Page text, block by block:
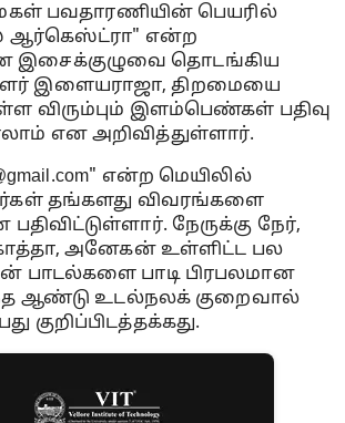
பவதாரணியின் பெயரில்
ஆர்கெஸ்ட்ரா" என்ற
இசைக்குழுவை தொடங்கிய
இளையராஜா, திறமையை
விரும்பும் இளம்பெண்கள் பதிவு
என அறிவித்துள்ளார்.
என்ற மெயிலில்
தங்களது விவரங்களை
நேருக்கு நேர்,
அனேகன் உள்ளிட்ட பல
பாடல்களை பாடி பிரபலமான
ஆண்டு உடல்நலக் குறைவால்
குறிப்பிடத்தக்கது.